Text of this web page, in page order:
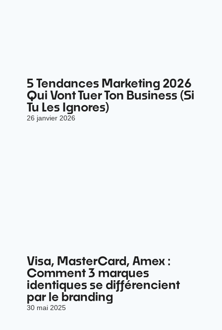
5 Tendances Marketing 2026
Qui Vont Tuer Ton Business (Si
Tu Les Ignores)
26 janvier 2026
Visa, MasterCard, Amex :
Comment 3 marques
identiques se différencient
par le branding
30 mai 2025